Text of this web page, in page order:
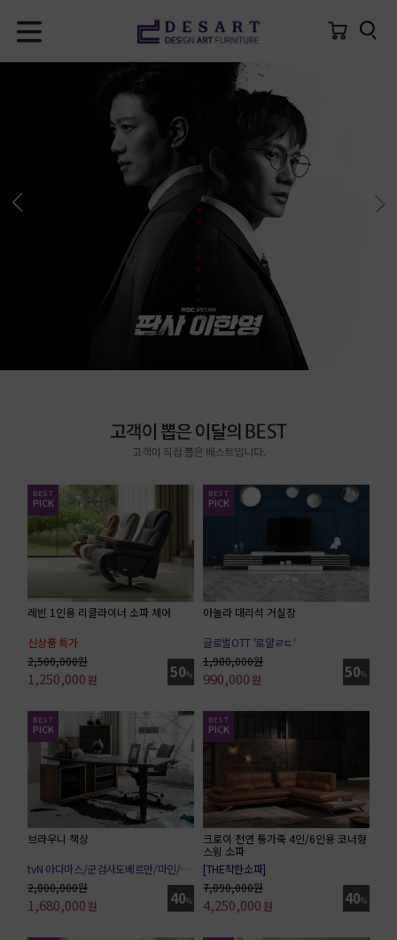
BEST
PICK
레빈 1인용 리클라이너 소파 체어
신상품 특가
전체가죽
50%
2,500,000원
1,250,000원
BEST
PICK
아놀라 대리석 거실장
글로벌OTT '로얄ㄹㄷ'
50%
1,980,000원
990,000원
BEST
PICK
브라우니 책상
tvN 아다마스/군검사도베르만/마인/마우스
ENA행복배틀/JTBC우리사랑했을까
40%
2,800,000원
1,680,000원
BEST
PICK
크로이 천연 통가죽 4인/6인용 코너형
스윙 소파
[THE착한소파]
JTBC 시지프스/MBC 위대한유혹자
40%
7,090,000원
4,250,000원